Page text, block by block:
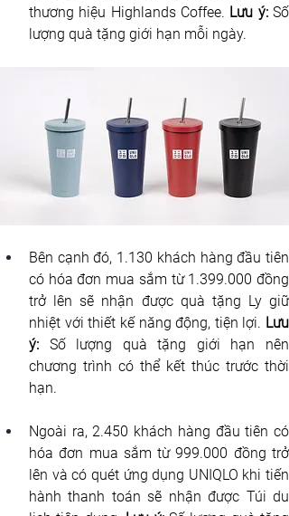
thương hiệu Highlands Coffee. Lưu ý: Số
lượng quà tặng giới hạn mỗi ngày.
Bên cạnh đó, 1.130 khách hàng đầu tiên
có hóa đơn mua sắm từ 1.399.000 đồng
trở lên sẽ nhận được quà tặng Ly giữ
nhiệt với thiết kế năng động, tiện lợi. Lưu
ý: Số lượng quà tặng giới hạn nên
chương trình có thể kết thúc trước thời
hạn.
Ngoài ra, 2.450 khách hàng đầu tiên có
hóa đơn mua sắm từ 999.000 đồng trở
lên và có quét ứng dụng UNIQLO khi tiến
hành thanh toán sẽ nhận được Túi du